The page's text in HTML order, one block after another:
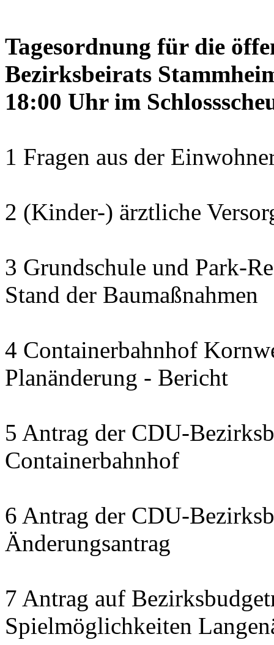
Tagesordnung für die
Bezirksbeirats
18:00 Uhr im
1 Fragen aus der
2 (Kinder-) ärztliche
3 Grundschule und Park-
Stand der Baumaßnahmen
4 Containerbahnhof
Planänderung - Bericht
5 Antrag der CDU-
Containerbahnhof
6 Antrag der CDU-
Änderungsantrag
7 Antrag auf
Spielmöglichkeiten